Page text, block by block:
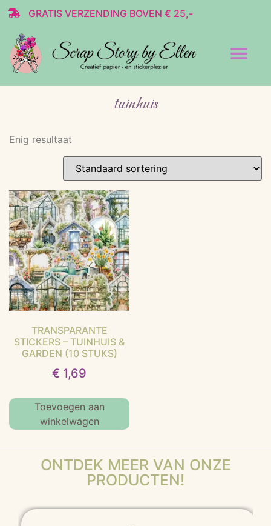
GRATIS VERZENDING BOVEN € 25,-
tuinhuis
Enig resultaat
TRANSPARANTE
STICKERS – TUINHUIS &
GARDEN (10 STUKS)
€ 1,69
Toevoegen aan
winkelwagen
ONTDEK MEER VAN ONZE
PRODUCTEN!